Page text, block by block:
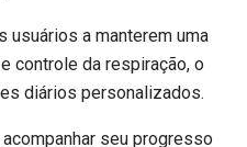
usuários a manterem uma
controle da respiração, o
diários personalizados.
seu progresso